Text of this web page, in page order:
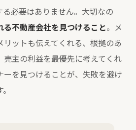
必要はありません。大切なの
る不動産会社を見つけること。メ
リットも伝えてくれる、根拠のあ
売主の利益を最優先に考えてくれ
を見つけることが、失敗を避け